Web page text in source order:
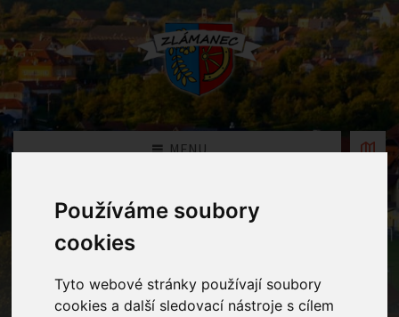
Používáme soubory
cookies
Tyto webové stránky používají soubory
cookies a další sledovací nástroje s cílem
MENU
Fotogalerie